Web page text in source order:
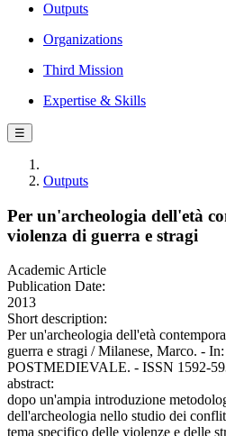
Outputs
Organizations
Third Mission
Expertise & Skills
☰
Outputs
Per un'archeologia dell'età
violenza di guerra e stragi
Academic Article
Publication Date:
2013
Short description:
Per un'archeologia dell'età
guerra e stragi / Milanese, Marco. -
POSTMEDIEVALE. - ISSN 1592-
abstract:
dopo un'ampia introduzione
dell'archeologia nello studio dei
tema specifico delle violenze e delle